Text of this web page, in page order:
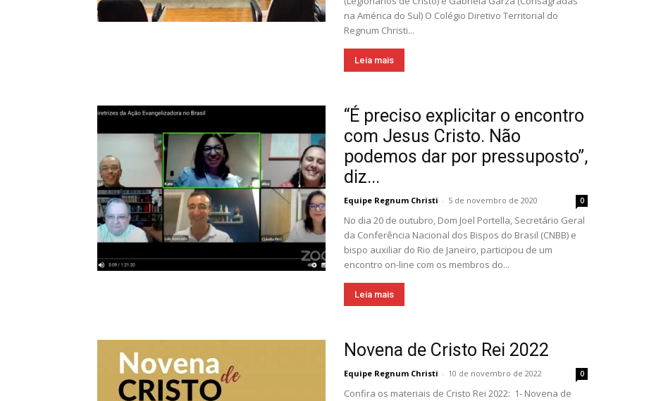
na América do Sul) O Colégio Diretivo Territorial do
Regnum Christi...
Leia mais
“É preciso explicitar o encontro
com Jesus Cristo. Não
podemos dar por pressuposto”,
diz...
Equipe Regnum Christi - 5 de novembro de 2020 0
No dia 20 de outubro, Dom Joel Portella, Secretário Geral
da Conferência Nacional dos Bispos do Brasil (CNBB) e
bispo auxiliar do Rio de Janeiro, participou de um
encontro on-line com os membros do...
Leia mais
Novena de Cristo Rei 2022
Equipe Regnum Christi - 10 de novembro de 2022 0
Confira os materiais de Cristo Rei 2022: 1- Novena de